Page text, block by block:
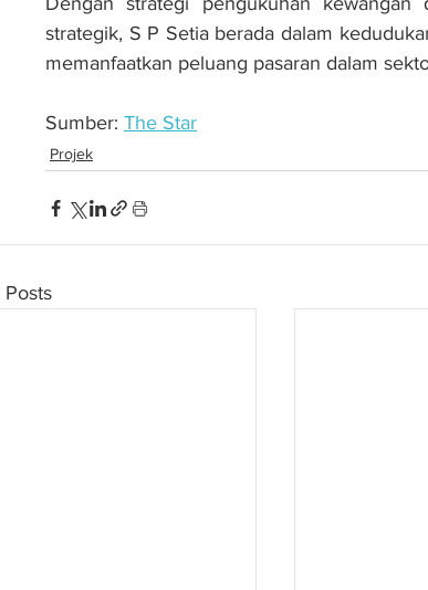
strategik, S P Setia berada dalam
memanfaatkan peluang pasaran dalam
Sumber: The Star
Projek
Posts